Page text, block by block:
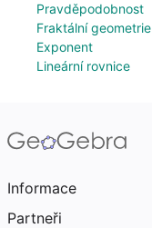
Pravděpodobnost
Fraktální geometrie
Exponent
Lineární rovnice
Informace
Partneři